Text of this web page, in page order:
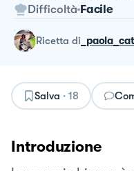
Difficoltà Facile
ricetta di
Salva · 18
Introduzione